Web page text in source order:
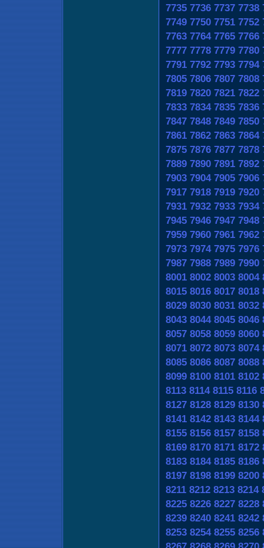
7735 7736 7737 7738
7749 7750 7751 7752
7763 7764 7765 7766
7777 7778 7779 7780
7791 7792 7793 7794
7805 7806 7807 7808
7819 7820 7821 7822
7833 7834 7835 7836
7847 7848 7849 7850
7861 7862 7863 7864
7875 7876 7877 7878
7889 7890 7891 7892
7903 7904 7905 7906
7917 7918 7919 7920
7931 7932 7933 7934
7945 7946 7947 7948
7959 7960 7961 7962
7973 7974 7975 7976
7987 7988 7989 7990
8001 8002 8003 8004
8015 8016 8017 8018
8029 8030 8031 8032
8043 8044 8045 8046
8057 8058 8059 8060
8071 8072 8073 8074
8085 8086 8087 8088
8099 8100 8101 8102
8113 8114 8115 8116
8127 8128 8129 8130
8141 8142 8143 8144
8155 8156 8157 8158
8169 8170 8171 8172
8183 8184 8185 8186
8197 8198 8199 8200
8211 8212 8213 8214
8225 8226 8227 8228
8239 8240 8241 8242
8253 8254 8255 8256